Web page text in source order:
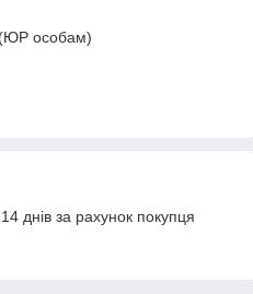
(ЮР особам)
днів за рахунок покупця